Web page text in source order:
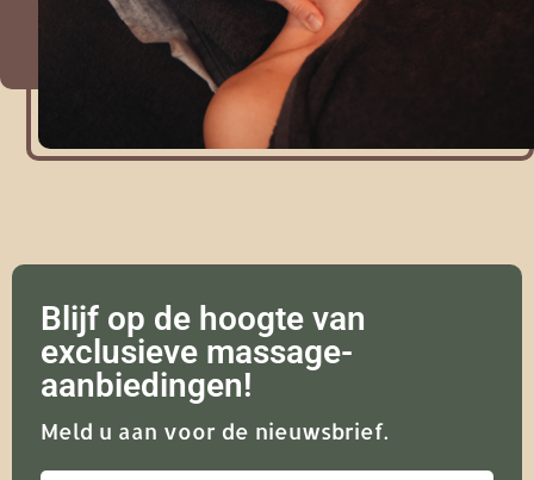
Blijf op de hoogte van
exclusieve massage-
aanbiedingen!
Meld u aan voor de nieuwsbrief.